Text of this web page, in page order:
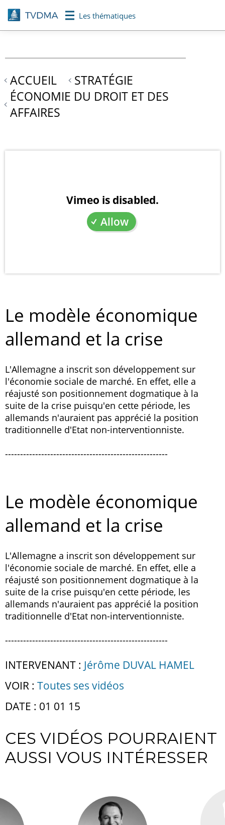
Aller
au
contenu
Les thématiques
ACCUEIL
STRATÉGIE
ÉCONOMIE DU DROIT ET DES
AFFAIRES
Vimeo is disabled.
Allow
Le modèle économique
allemand et la crise
L'Allemagne a inscrit son développement sur
l'économie sociale de marché. En effet, elle a
réajusté son positionnement dogmatique à la
suite de la crise puisqu'en cette période, les
allemands n'auraient pas apprécié la position
traditionnelle d'Etat non-interventionniste.
------------------------------------------------------
Le modèle économique
allemand et la crise
L'Allemagne a inscrit son développement sur
l'économie sociale de marché. En effet, elle a
réajusté son positionnement dogmatique à la
suite de la crise puisqu'en cette période, les
allemands n'auraient pas apprécié la position
traditionnelle d'Etat non-interventionniste.
------------------------------------------------------
INTERVENANT : Jérôme DUVAL HAMEL
VOIR : Toutes ses vidéos
DATE : 01 01 15
CES VIDÉOS POURRAIENT
AUSSI VOUS INTÉRESSER